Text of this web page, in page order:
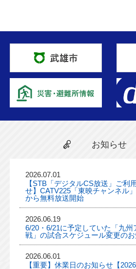
お知らせ
2026.07.01
【STB「デジタルCS放送」ご利
せ】CATV225「東映チャンネル
から無料放送開始
2026.06.19
6/20・6/21に予定していた「九
戦」の試合スケジュール変更の
2026.06.01
【重要】休業日のお知らせ【